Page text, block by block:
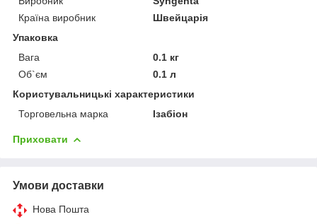
Країна виробник
Швейцарія
Упаковка
Вага
0.1 кг
Об`єм
0.1 л
Користувальницькі характеристики
Торговельна марка
Ізабіон
Приховати
Умови доставки
Нова Пошта